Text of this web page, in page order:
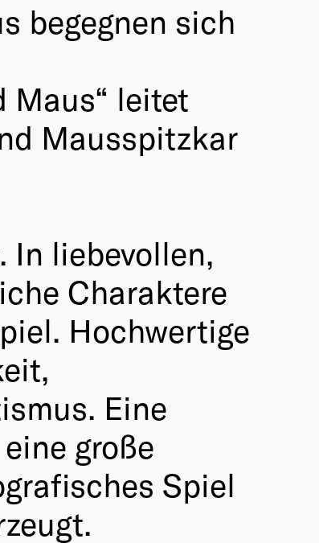
begegnen sich
Maus“ leitet
Mausspitzkar
In liebevollen,
Charaktere
Hochwertige
Eine
große
Spiel